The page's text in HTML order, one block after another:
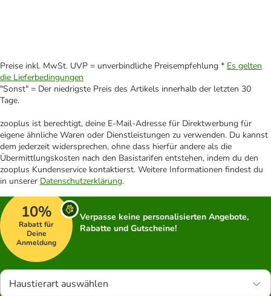
Preise inkl. MwSt. UVP = unverbindliche Preisempfehlung * Es gelten
die Lieferbedingungen
"Sonst" = Der niedrigste Preis des Artikels innerhalb der letzten 30
Tage.
zooplus ist berechtigt, deine E-Mail-Adresse für Direktwerbung für
eigene ähnliche Waren oder Dienstleistungen zu verwenden. Du kannst
dem jederzeit widersprechen, ohne dass hierfür andere als die
Übermittlungskosten nach den Basistarifen entstehen, indem du den
zooplus Kundenservice kontaktierst. Weitere Informationen findest du
in unserer Datenschutzerklärung.
10%
Rabatt für
Deine
Anmeldung
Verpasse keine personalisierten Angebote,
Rabatte und Gutscheine!
Haustierart auswählen